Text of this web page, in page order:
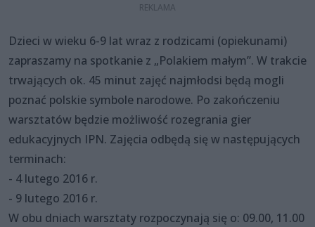
Dzieci w wieku 6-9 lat wraz z rodzicami (opiekunami)
zapraszamy na spotkanie z „Polakiem małym”. W trakcie
trwających ok. 45 minut zajęć najmłodsi będą mogli
poznać polskie symbole narodowe. Po zakończeniu
warsztatów będzie możliwość rozegrania gier
edukacyjnych IPN. Zajęcia odbędą się w następujących
terminach:
- 4 lutego 2016 r.
- 9 lutego 2016 r.
W obu dniach warsztaty rozpoczynają się o: 09.00, 11.00